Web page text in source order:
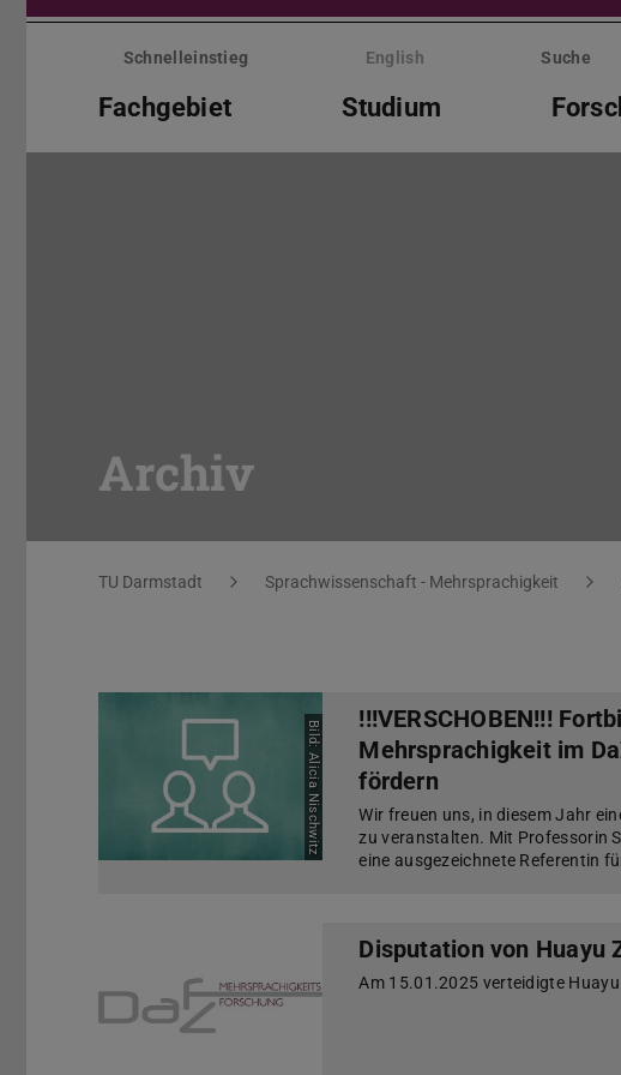
Menü
überspringenSchnelleinstieg English Suche
Fachgebiet Studium
Archiv
Sie befinden sich hier:
TU Darmstadt Sprachwissenschaft - Mehrsprachigkeit
Bild: Alicia Nischwitz
!!!VERSCHOBEN!!!
Mehrsprachigkeit im
fördern
Wir freuen uns, in diesem Jahr
zu veranstalten. Mit Professorin
eine ausgezeichnete Referentin
Disputation von Huayu
Am 15.01.2025 verteidigte